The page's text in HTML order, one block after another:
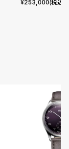
プル ダイヤル
¥253,000(税込)